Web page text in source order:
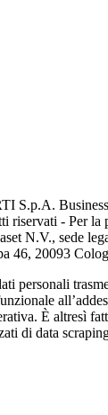
S.p.A.
riservati - Per la
N.V., sede
46, 20093
personali
È altresì
di data